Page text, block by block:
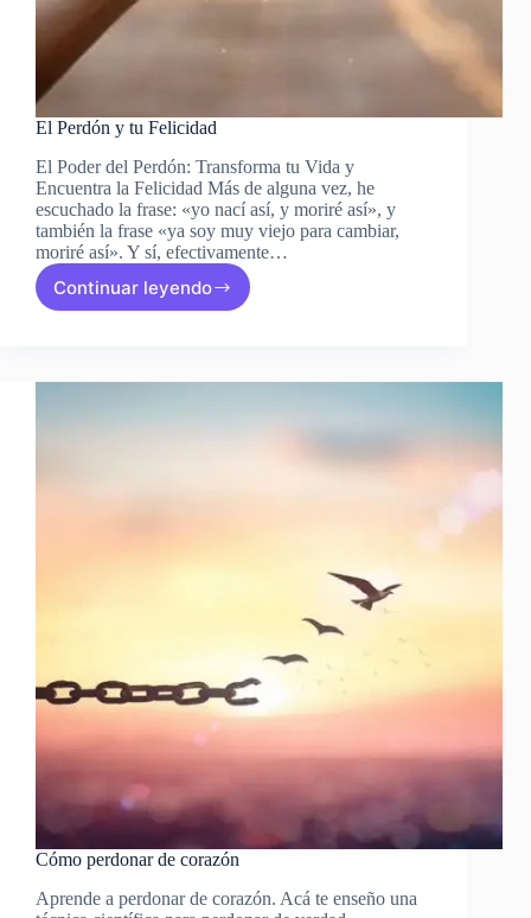
El Perdón y tu Felicidad
El Poder del Perdón: Transforma tu Vida y
Encuentra la Felicidad Más de alguna vez, he
escuchado la frase: «yo nací así, y moriré así», y
también la frase «ya soy muy viejo para cambiar,
moriré así». Y sí, efectivamente…
Continuar leyendo
El
Felicidad
Cómo perdonar de corazón
Aprende a perdonar de corazón. Acá te enseño una